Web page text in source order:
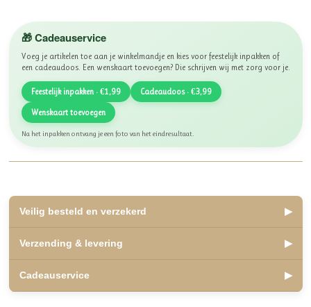
🎁 Cadeauservice
Voeg je artikelen toe aan je winkelmandje en kies voor feestelijk inpakken of
een cadeaudoos. Een wenskaart toevoegen? Die schrijven wij met zorg voor je.
Feestelijk inpakken · €1,99 Cadeaudoos · €3,99
Wenskaart toevoegen
Na het inpakken ontvang je een foto van het eindresultaat.
Veilig besteld en verzekerd ▶
✅ Veilig betalen met iDEAL, Bancontact en Klarna
Veilige, betrouwbare winkelervaring.
Verzending & levering ▶
✅ Kosteloos afhalen mogelijk in Olst
✅ Verzending Nederland en België
Cadeauservice ▶